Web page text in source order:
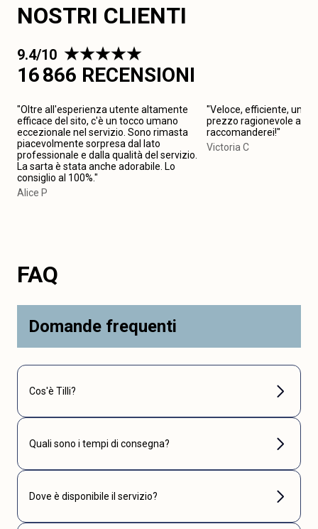
NOSTRI CLIENTI
9.4/10
16 866 RECENSIONI
"Oltre all'esperienza utente altamente
efficace del sito, c'è un tocco umano
eccezionale nel servizio. Sono rimasta
piacevolmente sorpresa dal lato
professionale e dalla qualità del servizio.
La sarta è stata anche adorabile. Lo
consiglio al 100%."
Alice P
"Veloce, efficiente, un
prezzo ragionevole a
raccomanderei!"
Victoria C
FAQ
Domande frequenti
Cos'è Tilli?
Quali sono i tempi di consegna?
Dove è disponibile il servizio?